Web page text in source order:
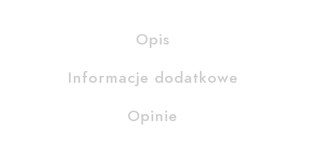
Opis
Informacje dodatkowe
Opinie